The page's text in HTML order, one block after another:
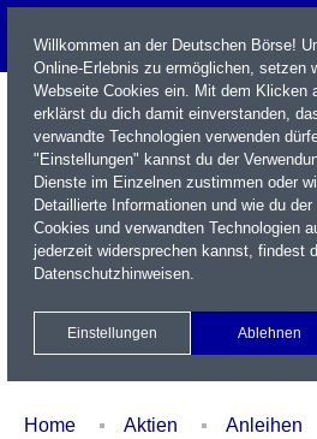
Name / WKN / ISIN / Kürzel
Xetra Realtime
Watchlist
Home Aktien Anleihen
Willkommen an der Deutschen Börse!
Online-Erlebnis zu ermöglichen, setzen
Webseite Cookies ein. Mit dem Klicken
erklärst du dich damit einverstanden,
verwandte Technologien verwenden
"Einstellungen" kannst du der
Dienste im Einzelnen zustimmen oder
Detaillierte Informationen und wie du der
Cookies und verwandten Technologien
jederzeit widersprechen kannst, findest
Datenschutzhinweisen.
Einstellungen Ablehnen